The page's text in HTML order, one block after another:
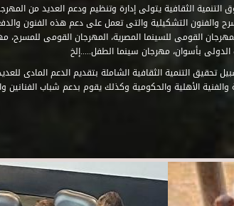
الثقافية يتولى إدارة وتنظيم ودعم العديد من
والفنون التشكيلية والتى تعمل على دعم هذه الفنون
القومى للسينما المصرية، المهرجان القومى للمسرح،
الدولى بأسوان، مهرجان سينما الطفل.....إلخ
تحقيق التنمية الثقافية الشاملة بتقديم الدعم المادى
والفنية الأهلية والحكومية وكذلك يقوم بدعم شباب الفنانين